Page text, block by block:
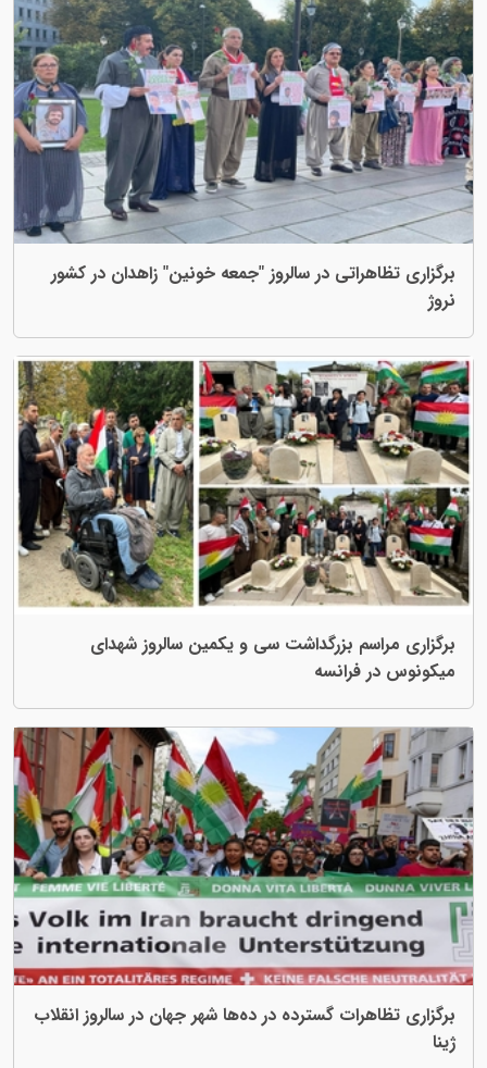
برگزاری تظاهراتی در سالروز "جمعه خونین" زاهدان در کشور
نروژ
برگزاری مراسم بزرگداشت سی و یکمین سالروز شهدای
میکونوس در فرانسه
برگزاری تظاهرات گسترده در ده‌ها شهر جهان در سالروز انقلاب
ژینا